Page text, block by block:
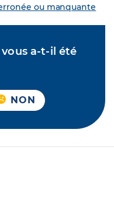
ou manquante
a-t-il été
NON